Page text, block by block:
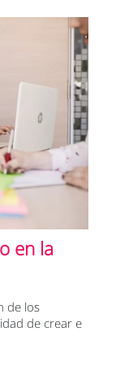
en la
de los
de crear e